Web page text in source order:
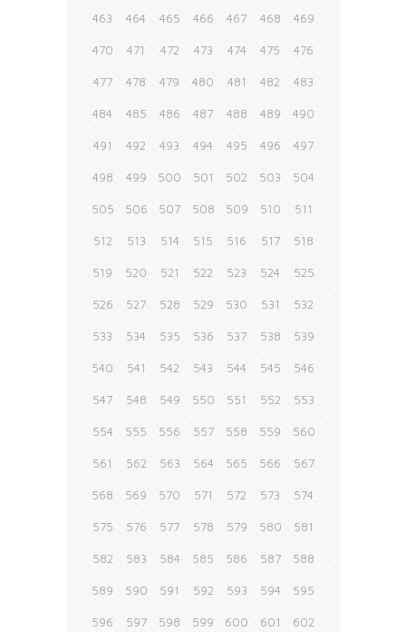
463 464 465 466 467 468 469
470 471 472 473 474 475 476
477 478 479 480 481 482 483
484 485 486 487 488 489 490
491 492 493 494 495 496 497
498 499 500 501 502 503 504
505 506 507 508 509 510 511
512 513 514 515 516 517 518
519 520 521 522 523 524 525
526 527 528 529 530 531 532
533 534 535 536 537 538 539
540 541 542 543 544 545 546
547 548 549 550 551 552 553
554 555 556 557 558 559 560
561 562 563 564 565 566 567
568 569 570 571 572 573 574
575 576 577 578 579 580 581
582 583 584 585 586 587 588
589 590 591 592 593 594 595
596 597 598 599 600 601 602